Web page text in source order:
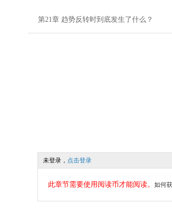
第21章 趋势反转时到底发生了什么？
未登录， 点击登录
此章节需要使用阅读币才能阅读。 如何